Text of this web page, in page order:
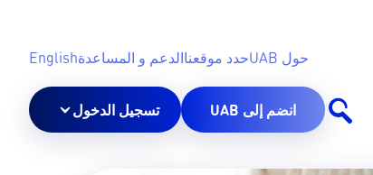
حول UAB حدد موقعناالدعم و المساعدةEnglish
انضم إلى UAB تسجيل الدخول